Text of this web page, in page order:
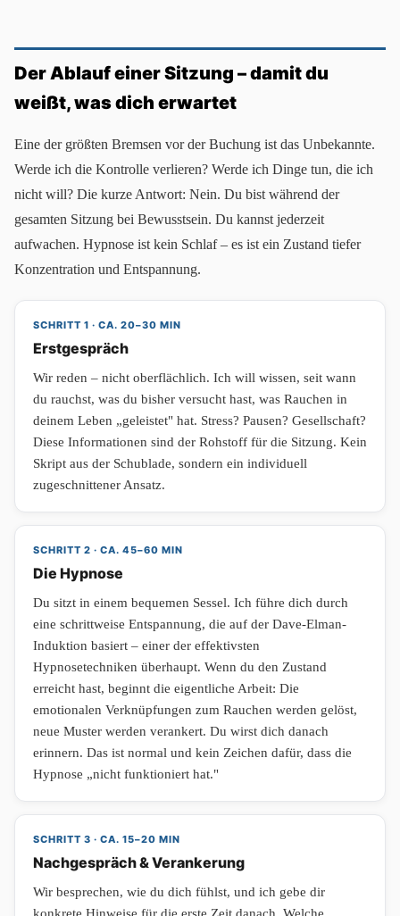
Der Ablauf einer Sitzung – damit du
weißt, was dich erwartet
Eine der größten Bremsen vor der Buchung ist das Unbekannte.
Werde ich die Kontrolle verlieren? Werde ich Dinge tun, die ich
nicht will? Die kurze Antwort: Nein. Du bist während der
gesamten Sitzung bei Bewusstsein. Du kannst jederzeit
aufwachen. Hypnose ist kein Schlaf – es ist ein Zustand tiefer
Konzentration und Entspannung.
SCHRITT 1 · CA. 20–30 MIN
Erstgespräch
Wir reden – nicht oberflächlich. Ich will wissen, seit wann
du rauchst, was du bisher versucht hast, was Rauchen in
deinem Leben „geleistet" hat. Stress? Pausen? Gesellschaft?
Diese Informationen sind der Rohstoff für die Sitzung. Kein
Skript aus der Schublade, sondern ein individuell
zugeschnittener Ansatz.
SCHRITT 2 · CA. 45–60 MIN
Die Hypnose
Du sitzt in einem bequemen Sessel. Ich führe dich durch
eine schrittweise Entspannung, die auf der Dave-Elman-
Induktion basiert – einer der effektivsten
Hypnosetechniken überhaupt. Wenn du den Zustand
erreicht hast, beginnt die eigentliche Arbeit: Die
emotionalen Verknüpfungen zum Rauchen werden gelöst,
neue Muster werden verankert. Du wirst dich danach
erinnern. Das ist normal und kein Zeichen dafür, dass die
Hypnose „nicht funktioniert hat."
SCHRITT 3 · CA. 15–20 MIN
Nachgespräch & Verankerung
Wir besprechen, wie du dich fühlst, und ich gebe dir